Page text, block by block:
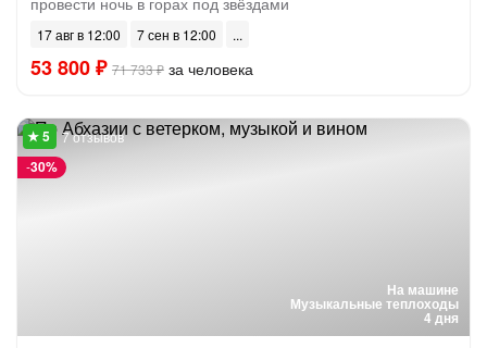
17 авг в 12:00 7 сен в 12:00
53 800 ₽ 71 733 ₽ за человека
На машине
Музыкальные теплоходы
4 дня
-30%
7 отзывов